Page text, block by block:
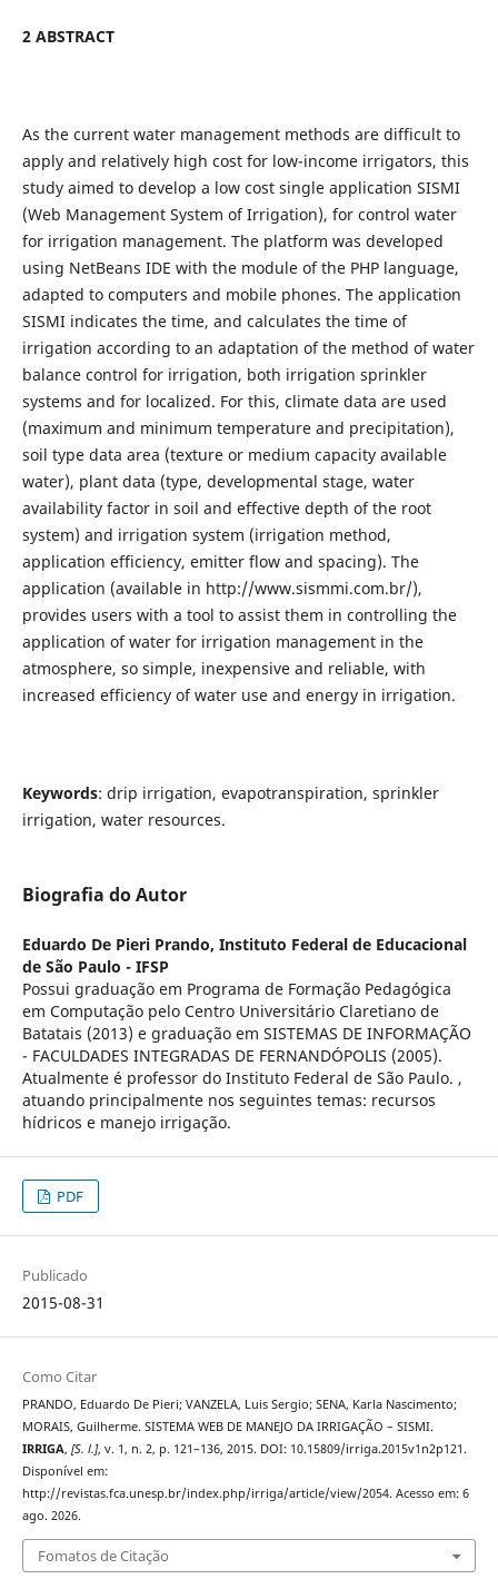
2 ABSTRACT
As the current water management methods are difficult to
apply and relatively high cost for low-income irrigators, this
study aimed to develop a low cost single application SISMI
(Web Management System of Irrigation), for control water
for irrigation management. The platform was developed
using NetBeans IDE with the module of the PHP language,
adapted to computers and mobile phones. The application
SISMI indicates the time, and calculates the time of
irrigation according to an adaptation of the method of water
balance control for irrigation, both irrigation sprinkler
systems and for localized. For this, climate data are used
(maximum and minimum temperature and precipitation),
soil type data area (texture or medium capacity available
water), plant data (type, developmental stage, water
availability factor in soil and effective depth of the root
system) and irrigation system (irrigation method,
application efficiency, emitter flow and spacing). The
application (available in http://www.sismmi.com.br/),
provides users with a tool to assist them in controlling the
application of water for irrigation management in the
atmosphere, so simple, inexpensive and reliable, with
increased efficiency of water use and energy in irrigation.
Keywords: drip irrigation, evapotranspiration, sprinkler
irrigation, water resources.
Biografia do Autor
Eduardo De Pieri Prando, Instituto Federal de Educacional
de São Paulo - IFSP
Possui graduação em Programa de Formação Pedagógica
em Computação pelo Centro Universitário Claretiano de
Batatais (2013) e graduação em SISTEMAS DE INFORMAÇÃO
- FACULDADES INTEGRADAS DE FERNANDÓPOLIS (2005).
Atualmente é professor do Instituto Federal de São Paulo. ,
atuando principalmente nos seguintes temas: recursos
hídricos e manejo irrigação.
PDF
Publicado
2015-08-31
Como Citar
PRANDO, Eduardo De Pieri; VANZELA, Luis Sergio; SENA, Karla Nascimento;
MORAIS, Guilherme. SISTEMA WEB DE MANEJO DA IRRIGAÇÃO – SISMI.
IRRIGA, [S. l.], v. 1, n. 2, p. 121–136, 2015. DOI: 10.15809/irriga.2015v1n2p121.
Disponível em:
http://revistas.fca.unesp.br/index.php/irriga/article/view/2054. Acesso em: 6
ago. 2026.
Fomatos de Citação